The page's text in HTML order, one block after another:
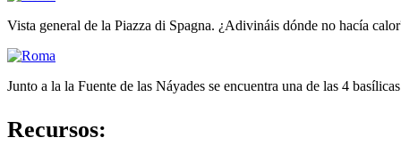
Vista general de la Piazza di Spagna. ¿Adivináis dónde no hacía
Junto a la la Fuente de las Náyades se encuentra una de las 4
Recursos: